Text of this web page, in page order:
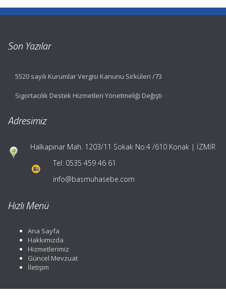
Son Yazılar
5520 sayılı Kurumlar Vergisi Kanunu Sirküleri /73
Sigortacılık Destek Hizmetleri Yönetmeliği Değişti
Adresimiz
Halkapınar Mah. 1203/11 Sokak No:4 /610 Konak | İZMİR
Tel: 0535 459 46 61
info@basmuhasebe.com
Hızlı Menü
Ana Sayfa
Hakkımızda
Hizmetlerimiz
Güncel Mevzuat
İletişim